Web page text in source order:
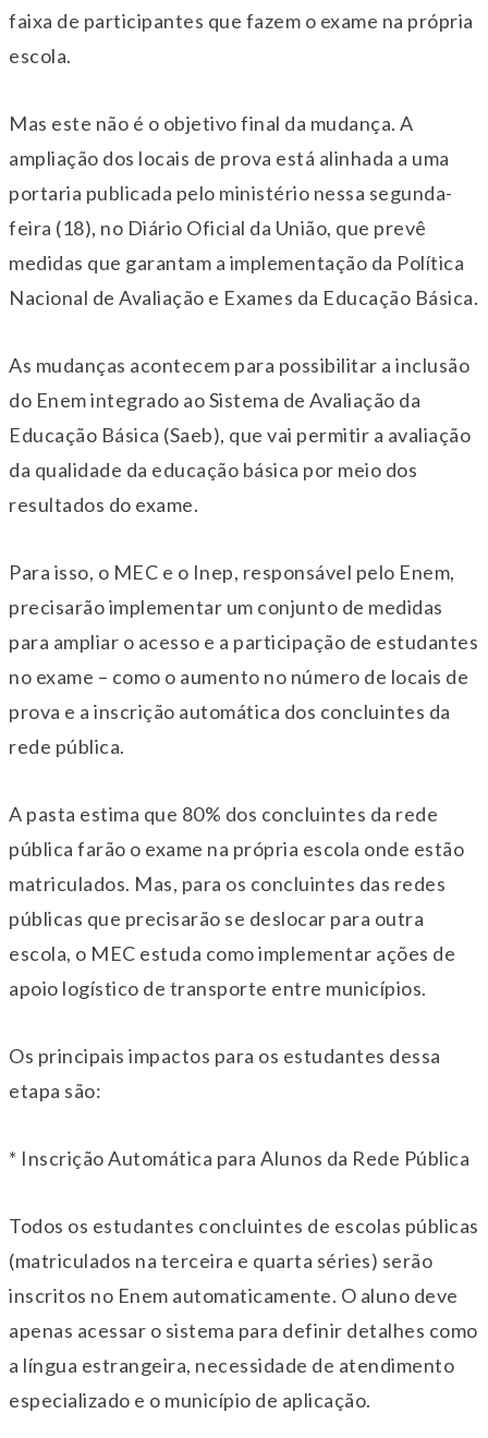
faixa de participantes que fazem o exame na própria
escola.
Mas este não é o objetivo final da mudança. A
ampliação dos locais de prova está alinhada a uma
portaria publicada pelo ministério nessa segunda-
feira (18), no Diário Oficial da União, que prevê
medidas que garantam a implementação da Política
Nacional de Avaliação e Exames da Educação Básica.
As mudanças acontecem para possibilitar a inclusão
do Enem integrado ao Sistema de Avaliação da
Educação Básica (Saeb), que vai permitir a avaliação
da qualidade da educação básica por meio dos
resultados do exame.
Para isso, o MEC e o Inep, responsável pelo Enem,
precisarão implementar um conjunto de medidas
para ampliar o acesso e a participação de estudantes
no exame – como o aumento no número de locais de
prova e a inscrição automática dos concluintes da
rede pública.
A pasta estima que 80% dos concluintes da rede
pública farão o exame na própria escola onde estão
matriculados. Mas, para os concluintes das redes
públicas que precisarão se deslocar para outra
escola, o MEC estuda como implementar ações de
apoio logístico de transporte entre municípios.
Os principais impactos para os estudantes dessa
etapa são:
* Inscrição Automática para Alunos da Rede Pública
Todos os estudantes concluintes de escolas públicas
(matriculados na terceira e quarta séries) serão
inscritos no Enem automaticamente. O aluno deve
apenas acessar o sistema para definir detalhes como
a língua estrangeira, necessidade de atendimento
especializado e o município de aplicação.